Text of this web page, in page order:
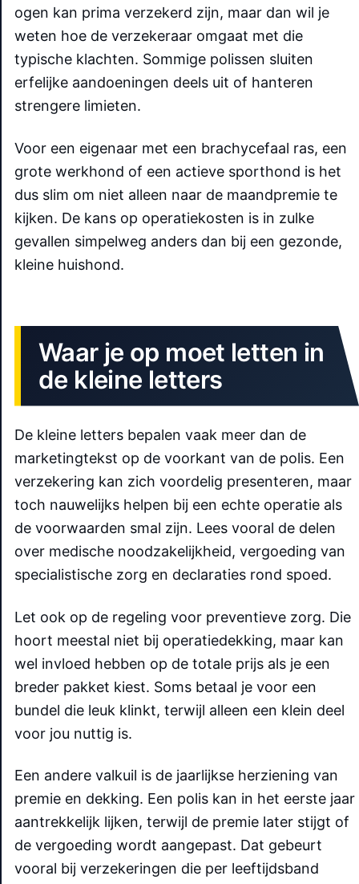
ogen kan prima verzekerd zijn, maar dan wil je
weten hoe de verzekeraar omgaat met die
typische klachten. Sommige polissen sluiten
erfelijke aandoeningen deels uit of hanteren
strengere limieten.
Voor een eigenaar met een brachycefaal ras, een
grote werkhond of een actieve sporthond is het
dus slim om niet alleen naar de maandpremie te
kijken. De kans op operatiekosten is in zulke
gevallen simpelweg anders dan bij een gezonde,
kleine huishond.
Waar je op moet letten in
de kleine letters
De kleine letters bepalen vaak meer dan de
marketingtekst op de voorkant van de polis. Een
verzekering kan zich voordelig presenteren, maar
toch nauwelijks helpen bij een echte operatie als
de voorwaarden smal zijn. Lees vooral de delen
over medische noodzakelijkheid, vergoeding van
specialistische zorg en declaraties rond spoed.
Let ook op de regeling voor preventieve zorg. Die
hoort meestal niet bij operatiedekking, maar kan
wel invloed hebben op de totale prijs als je een
breder pakket kiest. Soms betaal je voor een
bundel die leuk klinkt, terwijl alleen een klein deel
voor jou nuttig is.
Een andere valkuil is de jaarlijkse herziening van
premie en dekking. Een polis kan in het eerste jaar
aantrekkelijk lijken, terwijl de premie later stijgt of
de vergoeding wordt aangepast. Dat gebeurt
vooral bij verzekeringen die per leeftijdsband